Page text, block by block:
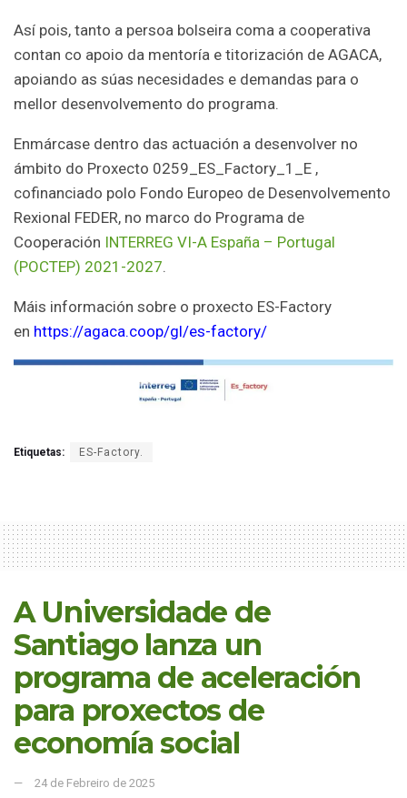
Así pois, tanto a persoa bolseira coma a cooperativa
contan co apoio da mentoría e titorización de AGACA,
apoiando as súas necesidades e demandas para o
mellor desenvolvemento do programa.
Enmárcase dentro das actuación a desenvolver no
ámbito do Proxecto 0259_ES_Factory_1_E ,
cofinanciado polo Fondo Europeo de Desenvolvemento
Rexional FEDER, no marco do Programa de
Cooperación INTERREG VI-A España – Portugal
(POCTEP) 2021-2027.
Máis información sobre o proxecto ES-Factory
en https://agaca.coop/gl/es-factory/
Etiquetas: ES-Factory.
A Universidade de
Santiago lanza un
programa de aceleración
para proxectos de
economía social
24 de Febreiro de 2025